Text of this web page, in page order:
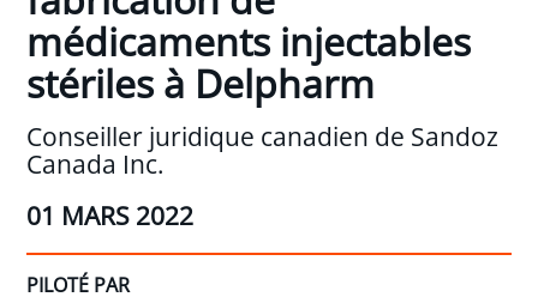
médicaments injectables
stériles à Delpharm
Conseiller juridique canadien de Sandoz
Canada Inc.
01 MARS 2022
PILOTÉ PAR